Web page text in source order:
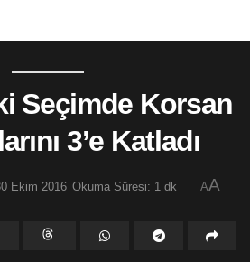
Seçimde Korsan
3’e Katladı
Ekim 2016 Okuma Süresi: 1 dk AA